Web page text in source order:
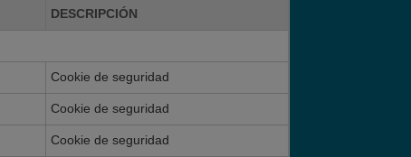
DESCRIPCIÓN
Cookie de seguridad
Cookie de seguridad
Cookie de seguridad